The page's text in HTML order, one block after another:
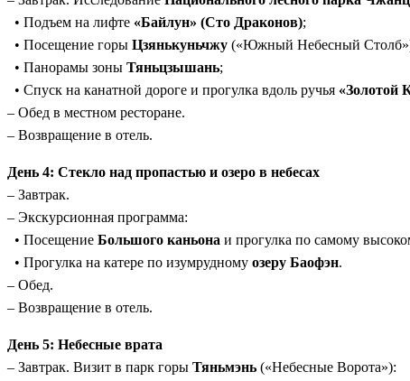
• Подъем на лифте «Байлун» (Сто Драконов);
• Посещение горы Цзянькуньчжу («Южный Небесный
• Панорамы зоны Тяньцзышань;
• Спуск на канатной дороге и прогулка вдоль ручья «Золотой
– Обед в местном ресторане.
– Возвращение в отель.
День 4: Стекло над пропастью и озеро в небесах
– Завтрак.
– Экскурсионная программа:
• Посещение Большого каньона и прогулка по самому
• Прогулка на катере по изумрудному озеру Баофэн.
– Обед.
– Возвращение в отель.
День 5: Небесные врата
– Завтрак. Визит в парк горы Тяньмэнь («Небесные Ворота»):